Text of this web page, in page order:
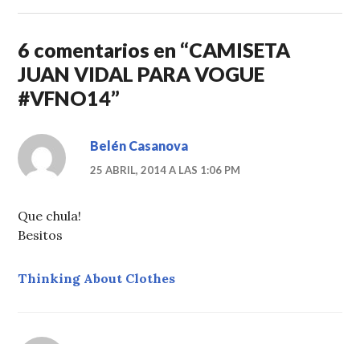
6 comentarios en “CAMISETA
JUAN VIDAL PARA VOGUE
#VFNO14”
Belén Casanova
25 ABRIL, 2014 A LAS 1:06 PM
Que chula!
Besitos
Thinking About Clothes